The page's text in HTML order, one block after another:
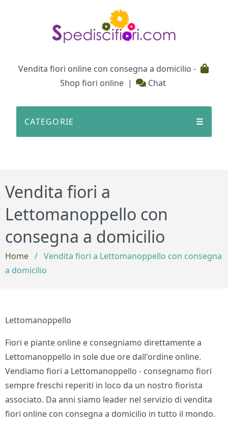
Vendita fiori online con consegna a domicilio -
Shop fiori online | Chat
CATEGORIE ☰
Vendita fiori a
Lettomanoppello con
consegna a domicilio
Home / Vendita fiori a Lettomanoppello con consegna
a domicilio
Lettomanoppello
Fiori e piante online e consegniamo direttamente a
Lettomanoppello in sole due ore dall'ordine online.
Vendiamo fiori a Lettomanoppello - consegnamo fiori
sempre freschi reperiti in loco da un nostro fiorista
associato. Da anni siamo leader nel servizio di vendita
fiori online con consegna a domicilio in tutto il mondo.